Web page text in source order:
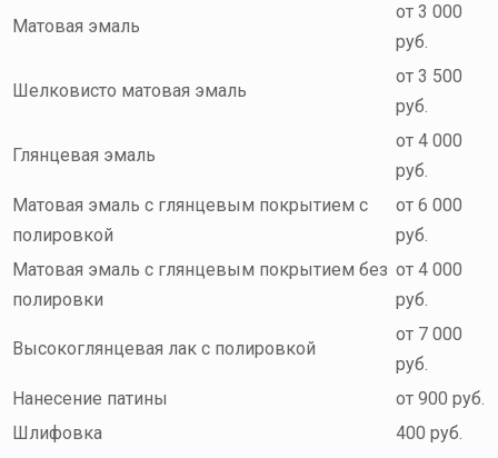
Матовая эмаль
от 3 000
руб.
Шелковисто матовая эмаль
от 3 500
руб.
Глянцевая эмаль
от 4 000
руб.
Матовая эмаль с глянцевым покрытием с
полировкой
от 6 000
руб.
Матовая эмаль с глянцевым покрытием без
полировки
от 4 000
руб.
Высокоглянцевая лак с полировкой
от 7 000
руб.
Нанесение патины
от 900 руб.
Шлифовка
400 руб.